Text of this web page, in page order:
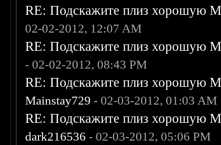
RE: Подскажите плиз хорошую
02-02-2012, 12:07 AM
RE: Подскажите плиз хорошую
- 02-02-2012, 08:43 PM
RE: Подскажите плиз хорошую
Mainstay729 - 02-03-2012, 01:03 AM
RE: Подскажите плиз хорошую
dark216536 - 02-03-2012, 05:06 PM